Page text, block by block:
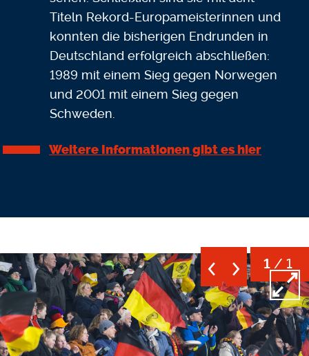
Titeln Rekord-Europameisterinnen und
konnten die bisherigen Endrunden in
Deutschland erfolgreich abschließen:
1989 mit einem Sieg gegen Norwegen
und 2001 mit einem Sieg gegen
Schweden.
Weitere Informationen gibt es hier
1 / 1